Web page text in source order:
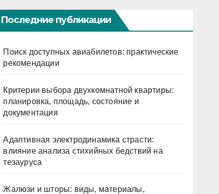
Последние публикации
Поиск доступных авиабилетов: практические
рекомендации
Критерии выбора двухкомнатной квартиры:
планировка, площадь, состояние и
документация
Адаптивная электродинамика страсти:
влияние анализа стихийных бедствий на
тезауруса
Жалюзи и шторы: виды, материалы,